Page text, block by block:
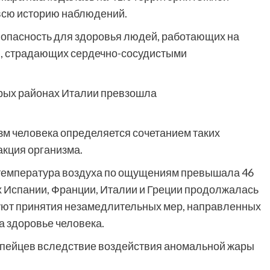
историю наблюдений.
для здоровья людей, работающих на
сердечно-сосудистыми
районах Италии превзошла
определяется сочетанием таких
организма.
воздуха по ощущениям превышала 46
Испании, Франции, Италии и Греции продолжалась
принятия незамедлительных мер, направленных
здоровье человека.
вследствие воздействия аномальной жары